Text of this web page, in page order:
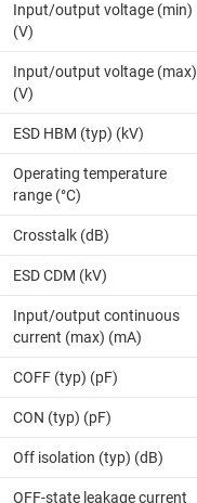
Input/output voltage (min)
(V)
Input/output voltage (max)
(V)
ESD HBM (typ) (kV)
Operating temperature
range (°C)
Crosstalk (dB)
ESD CDM (kV)
Input/output continuous
current (max) (mA)
COFF (typ) (pF)
CON (typ) (pF)
Off isolation (typ) (dB)
OFF-state leakage current